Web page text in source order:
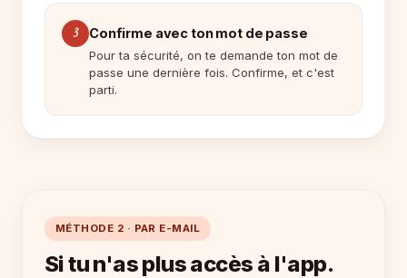
3 Confirme avec ton mot de passe
Pour ta sécurité, on te demande ton mot de
passe une dernière fois. Confirme, et c'est
parti.
MÉTHODE 2 · PAR E-MAIL
Si tu n'as plus accès à l'app.